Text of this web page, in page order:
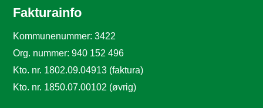
Fakturainfo
Kommunenummer: 3422
Org. nummer: 940 152 496
Kto. nr. 1802.09.04913 (faktura)
Kto. nr. 1850.07.00102 (øvrig)